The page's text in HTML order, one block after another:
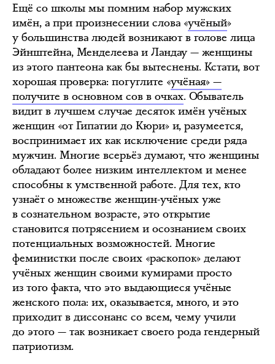
Ещё со школы мы помним набор мужских
имён, а при произнесении слова «учёный»
у большинства людей возникают в голове лица
Эйнштейна, Менделеева и Ландау — женщины
из этого пантеона как бы вытеснены. Кстати, вот
хорошая проверка: погуглите «учёная» —
получите в основном сов в очках. Обыватель
видит в лучшем случае десяток имён учёных
женщин «от Гипатии до Кюри» и, разумеется,
воспринимает их как исключение среди ряда
мужчин. Многие всерьёз думают, что женщины
обладают более низким интеллектом и менее
способны к умственной работе. Для тех, кто
узнаёт о множестве женщин-учёных уже
в сознательном возрасте, это открытие
становится потрясением и осознанием своих
потенциальных возможностей. Многие
феминистки после своих «раскопок» делают
учёных женщин своими кумирами просто
из того факта, что это выдающиеся учёные
женского пола: их, оказывается, много, и это
приходит в диссонанс со всем, чему учили
до этого — так возникает своего рода гендерный
патриотизм.